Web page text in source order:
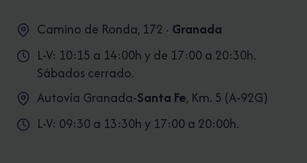
Camino de Ronda, 172 · Granada
L-V: 10:15 a 14:00h y de 17:00 a 20:30h.
Sábados cerrado.
Autovía Granada-Santa Fe, Km. 5 (A-92G)
L-V: 09:30 a 13:30h y 17:00 a 20:00h.